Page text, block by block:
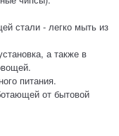
стали - легко мыть из
а также в
питания.
от бытовой